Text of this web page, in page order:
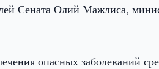
Сената Олий Мажлиса,
опасных заболеваний